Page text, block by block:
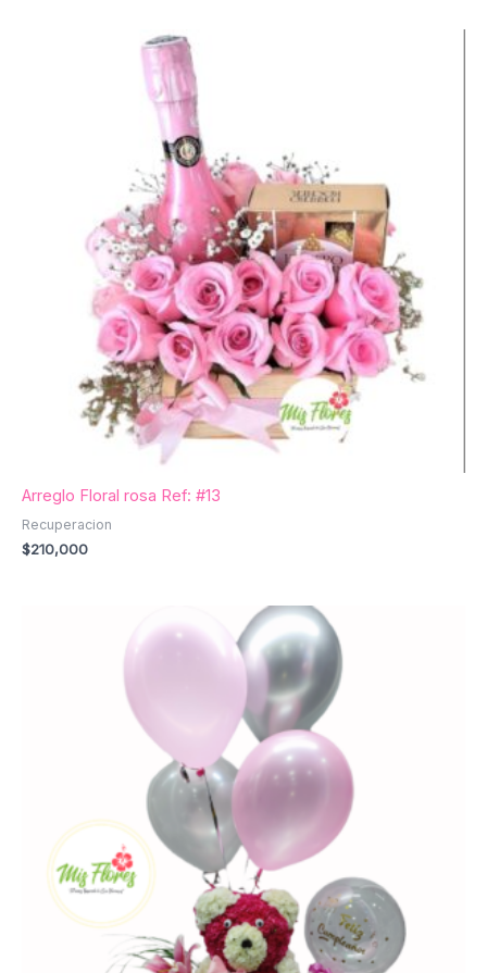
Arreglo Floral rosa Ref: #13
Recuperacion
$210,000